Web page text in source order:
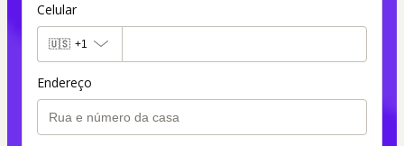
Celular
🇺🇸 +1
Endereço